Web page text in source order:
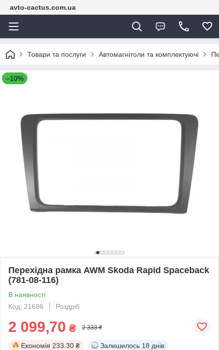
avto-cactus.com.ua
Товари та послуги Автомагнітоли та комплектуючі
–10%
Перехідна рамка AWM Skoda Rapid Spaceback
(781-08-116)
В наявності
Код: 21686
Роздріб
2 099,70 ₴ 2 333 ₴
Економія 233.30 ₴ Залишилось 18 днів